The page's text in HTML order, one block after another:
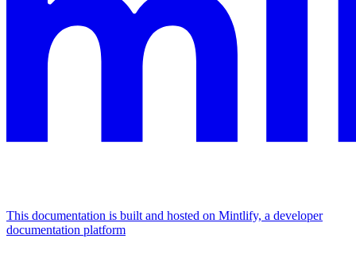
This documentation is built and hosted on Mintlify, a developer
documentation platform